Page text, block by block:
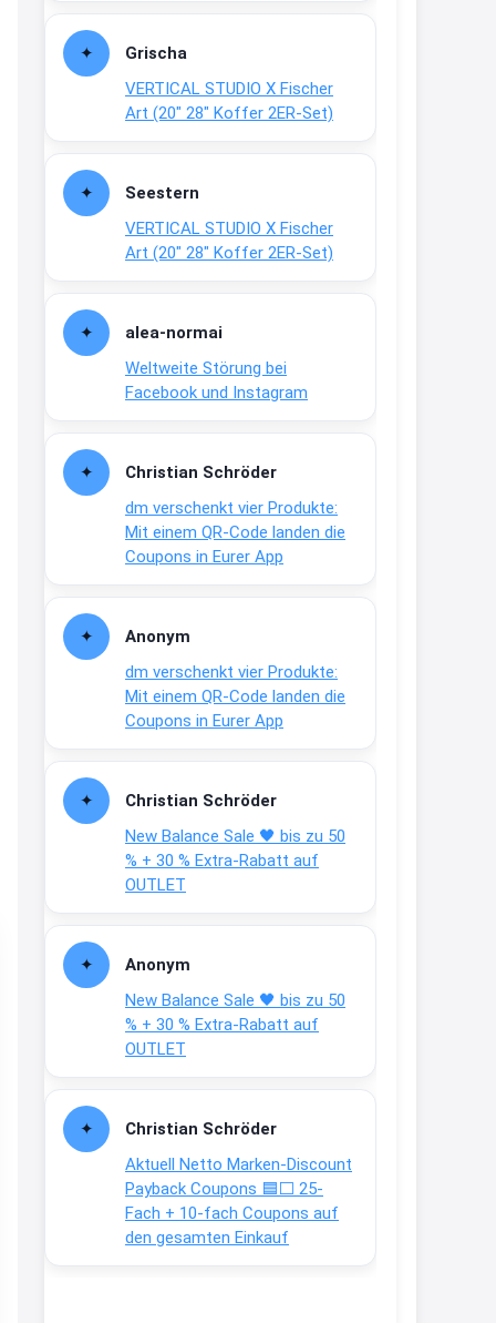
Grischa
VERTICAL STUDIO X Fischer
Art (20″ 28″ Koffer 2ER-Set)
Seestern
VERTICAL STUDIO X Fischer
Art (20″ 28″ Koffer 2ER-Set)
alea-normai
Weltweite Störung bei
Facebook und Instagram
Christian Schröder
dm verschenkt vier Produkte:
Mit einem QR-Code landen die
Coupons in Eurer App
Anonym
dm verschenkt vier Produkte:
Mit einem QR-Code landen die
Coupons in Eurer App
Christian Schröder
New Balance Sale 🖤 bis zu 50
% + 30 % Extra-Rabatt auf
OUTLET
Anonym
New Balance Sale 🖤 bis zu 50
% + 30 % Extra-Rabatt auf
OUTLET
Christian Schröder
Aktuell Netto Marken-Discount
Payback Coupons 🟦⬜ 25-
Fach + 10-fach Coupons auf
den gesamten Einkauf
dich zu sehen, alles gut?
15:01
An 01.08. / Sensodyne Rabatt 3€
/ max. 15.000www.erlebe-
↩
www.meineapotheke.de/
2:19
↩
Joachim
www.linda.de/vorteile/coupons/...
2:21
↩
Gratis Hitzewarn-Aufkleber /
verfärbt sich ab 28 Grad /siehe
Text weiter unten
shop.bioeg.de/aufkleber-
achtun...
↩
Joachim
Gratis personalisierte 7-Tage
Ration Micronährstoffe/ Vitamine
↩
Joachim